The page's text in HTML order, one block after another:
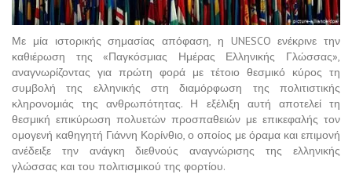
Με μία ιστορικής σημασίας απόφαση, η UNESCO ενέκρινε την
καθιέρωση της «Παγκόσμιας Ημέρας Ελληνικής Γλώσσας»,
αναγνωρίζοντας για πρώτη φορά με τέτοιο θεσμικό κύρος τη
συμβολή της ελληνικής στη διαμόρφωση της πολιτιστικής
κληρονομιάς της ανθρωπότητας. Η εξέλιξη αυτή αποτελεί τη
θεσμική επικύρωση πολυετών προσπαθειών με επικεφαλής τον
ομογενή καθηγητή Γιάννη Κορίνθιο, ο οποίος με όραμα και επιμονή
ανέδειξε την ανάγκη διεθνούς αναγνώρισης της ελληνικής
γλώσσας και του πολιτισμικού της φορτίου.